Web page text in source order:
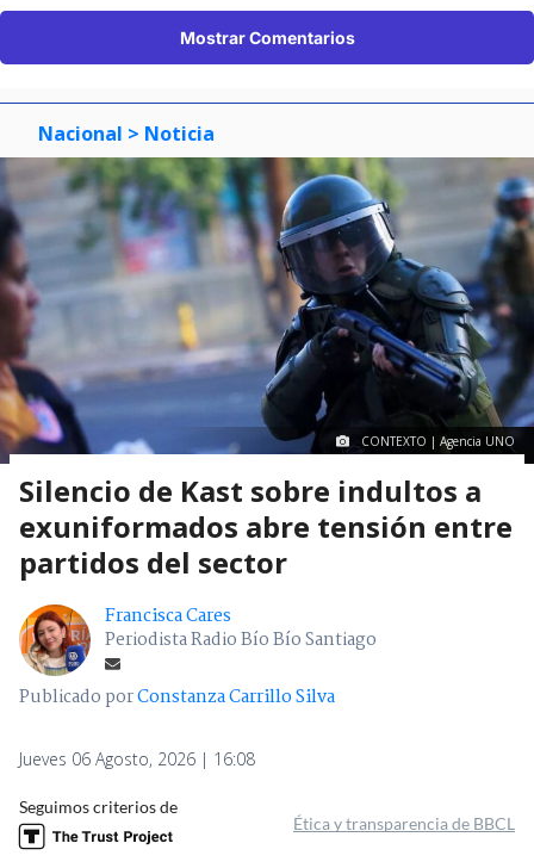
Mostrar Comentarios
Nacional > Noticia
CONTEXTO | Agencia UNO
Silencio de Kast sobre indultos a
exuniformados abre tensión entre
partidos del sector
Francisca Cares
Periodista Radio Bío Bío Santiago
Publicado porConstanza Carrillo Silva
Jueves 06 Agosto, 2026 | 16:08
Seguimos criterios de
Ética y transparencia de BBCL